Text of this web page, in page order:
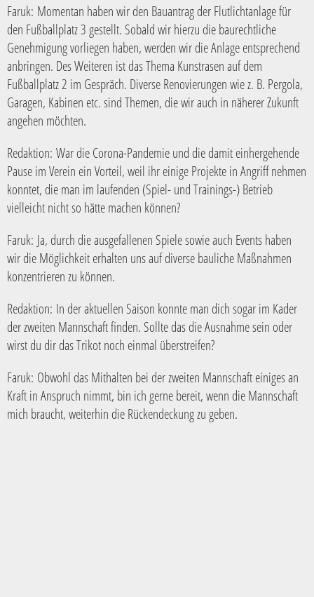
Faruk: Momentan haben wir den Bauantrag der Flutlichtanlage für
den Fußballplatz 3 gestellt. Sobald wir hierzu die baurechtliche
Genehmigung vorliegen haben, werden wir die Anlage entsprechend
anbringen. Des Weiteren ist das Thema Kunstrasen auf dem
Fußballplatz 2 im Gespräch. Diverse Renovierungen wie z. B. Pergola,
Garagen, Kabinen etc. sind Themen, die wir auch in näherer Zukunft
angehen möchten.
Redaktion: War die Corona-Pandemie und die damit einhergehende
Pause im Verein ein Vorteil, weil ihr einige Projekte in Angriff nehmen
konntet, die man im laufenden (Spiel- und Trainings-) Betrieb
vielleicht nicht so hätte machen können?
Faruk: Ja, durch die ausgefallenen Spiele sowie auch Events haben
wir die Möglichkeit erhalten uns auf diverse bauliche Maßnahmen
konzentrieren zu können.
Redaktion: In der aktuellen Saison konnte man dich sogar im Kader
der zweiten Mannschaft finden. Sollte das die Ausnahme sein oder
wirst du dir das Trikot noch einmal überstreifen?
Faruk: Obwohl das Mithalten bei der zweiten Mannschaft einiges an
Kraft in Anspruch nimmt, bin ich gerne bereit, wenn die Mannschaft
mich braucht, weiterhin die Rückendeckung zu geben.